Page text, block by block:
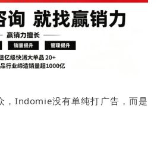
，Indomie没有单纯打广告，而是